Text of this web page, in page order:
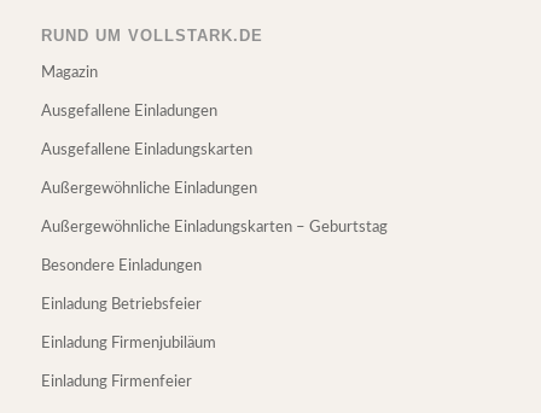
RUND UM VOLLSTARK.DE
Magazin
Ausgefallene Einladungen
Ausgefallene Einladungskarten
Außergewöhnliche Einladungen
Außergewöhnliche Einladungskarten – Geburtstag
Besondere Einladungen
Einladung Betriebsfeier
Einladung Firmenjubiläum
Einladung Firmenfeier